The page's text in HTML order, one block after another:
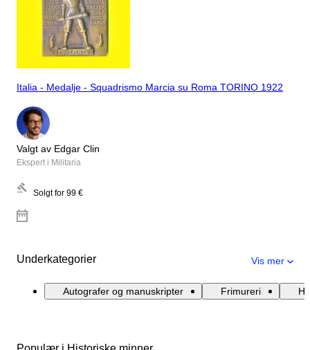
Italia - Medalje - Squadrismo Marcia su Roma TORINO 1922
Valgt av Edgar Clin
Ekspert i Militaria
Solgt for 99 €
Underkategorier Vis mer
Autografer og manuskripter Frimureri